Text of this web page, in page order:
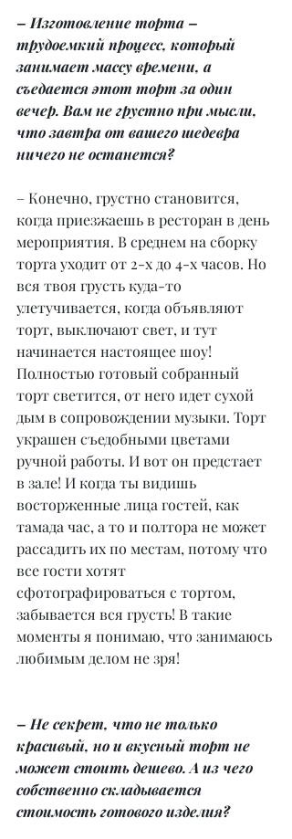
– Изготовление торта –
трудоемкий процесс, который
занимает массу времени, а
съедается этот торт за один
вечер. Вам не грустно при мысли,
что завтра от вашего шедевра
ничего не останется?
– Конечно, грустно становится,
когда приезжаешь в ресторан в день
мероприятия. В среднем на сборку
торта уходит от 2-х до 4-х часов. Но
вся твоя грусть куда-то
улетучивается, когда объявляют
торт, выключают свет, и тут
начинается настоящее шоу!
Полностью готовый собранный
торт светится, от него идет сухой
дым в сопровождении музыки. Торт
украшен съедобными цветами
ручной работы. И вот он предстает
в зале! И когда ты видишь
восторженные лица гостей, как
тамада час, а то и полтора не может
рассадить их по местам, потому что
все гости хотят
сфотографироваться с тортом,
забывается вся грусть! В такие
моменты я понимаю, что занимаюсь
любимым делом не зря!
– Не секрет, что не только
красивый, но и вкусный торт не
может стоить дешево. А из чего
собственно складывается
стоимость готового изделия?